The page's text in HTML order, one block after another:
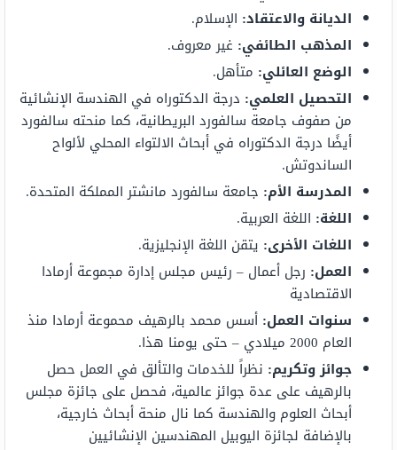
الديانة والاعتقاد: الإسلام.
المذهب الطائفي: غير معروف.
الوضع العائلي: متأهل.
التحصيل العلمي: درجة الدكتوراه في الهندسة الإنشائية
من صفوف جامعة سالفورد البريطانية، كما منحته سالفورد
أيضًا درجة الدكتوراه في أبحاث الالتواء المحلي لألواح
الساندوتش.
المدرسة الأم: جامعة سالفورد مانشتر المملكة المتحدة.
اللغة: اللغة العربية.
اللغات الأخرى: يتقن اللغة الإنجليزية.
العمل: رجل أعمال – رئيس مجلس إدارة مجموعة أرمادا
الاقتصادية
سنوات العمل: أسس محمد بالرهيف محموعة أرمادا منذ
العام 2000 ميلادي – حتى يومنا هذا.
جوائز وتكريم: نظراً للخدمات والتألق في العمل حصل
بالرهيف على عدة جوائز عالمية، فحصل على جائزة مجلس
أبحاث العلوم والهندسة كما نال منحة أبحاث خارجية،
بالإضافة لجائزة اليوبيل المهندسين الإنشائيين